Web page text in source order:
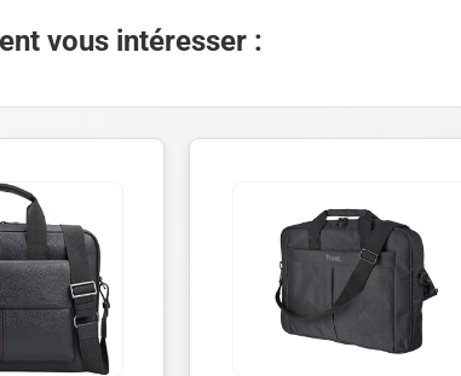
vous intéresser :